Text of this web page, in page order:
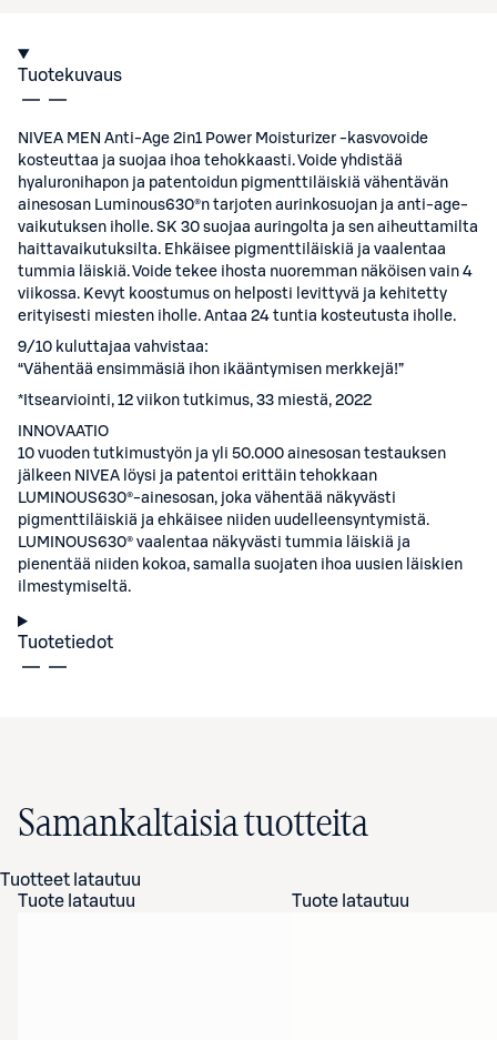
Tuotekuvaus
NIVEA MEN Anti-Age 2in1 Power Moisturizer -kasvovoide
kosteuttaa ja suojaa ihoa tehokkaasti. Voide yhdistää
hyaluronihapon ja patentoidun pigmenttiläiskiä vähentävän
ainesosan Luminous630®n tarjoten aurinkosuojan ja anti-age-
vaikutuksen iholle. SK 30 suojaa auringolta ja sen aiheuttamilta
haittavaikutuksilta. Ehkäisee pigmenttiläiskiä ja vaalentaa
tummia läiskiä. Voide tekee ihosta nuoremman näköisen vain 4
viikossa. Kevyt koostumus on helposti levittyvä ja kehitetty
erityisesti miesten iholle. Antaa 24 tuntia kosteutusta iholle.
9/10 kuluttajaa vahvistaa:
“Vähentää ensimmäsiä ihon ikääntymisen merkkejä!”
*Itsearviointi, 12 viikon tutkimus, 33 miestä, 2022
INNOVAATIO
10 vuoden tutkimustyön ja yli 50.000 ainesosan testauksen
jälkeen NIVEA löysi ja patentoi erittäin tehokkaan
LUMINOUS630®-ainesosan, joka vähentää näkyvästi
pigmenttiläiskiä ja ehkäisee niiden uudelleensyntymistä.
LUMINOUS630® vaalentaa näkyvästi tummia läiskiä ja
pienentää niiden kokoa, samalla suojaten ihoa uusien läiskien
ilmestymiseltä.
Tuotetiedot
Samankaltaisia tuotteita
Tuotteet latautuu
Tuote latautuu
Tuote latautuu